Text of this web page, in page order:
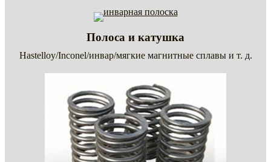
Полоса и катушка
Hastelloy/Inconel/инвар/мягкие магнитные сплавы и т. д.